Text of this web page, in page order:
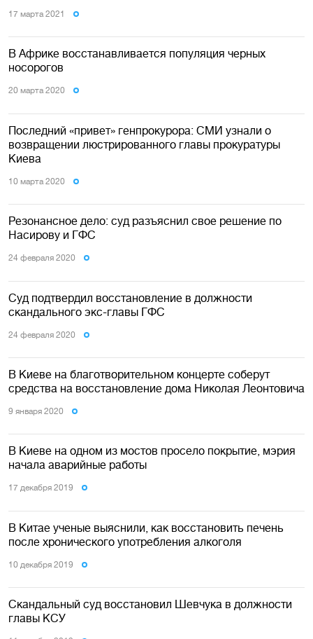
17 марта 2021
В Африке восстанавливается популяция черных
носорогов
20 марта 2020
Последний «привет» генпрокурора: СМИ узнали о
возвращении люстрированного главы прокуратуры
Киева
10 марта 2020
Резонансное дело: суд разъяснил свое решение по
Насирову и ГФС
24 февраля 2020
Cуд подтвердил восстановление в должности
скандального экс-главы ГФС
24 февраля 2020
В Киеве на благотворительном концерте соберут
средства на восстановление дома Николая Леонтовича
9 января 2020
В Киеве на одном из мостов просело покрытие, мэрия
начала аварийные работы
17 декабря 2019
В Китае ученые выяснили, как восстановить печень
после хронического употребления алкоголя
10 декабря 2019
Скандальный суд восстановил Шевчука в должности
главы КСУ